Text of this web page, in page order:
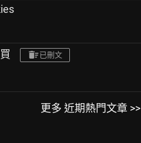
已刪文
更多 近期熱門文章 >>